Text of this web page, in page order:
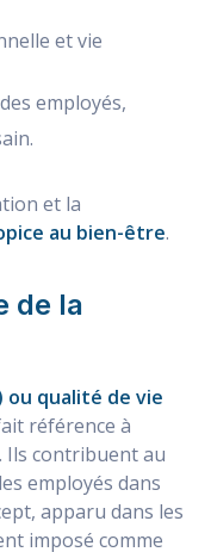
et vie
employés,
et la
au bien-être.
de la
ou qualité de vie
référence à
Ils contribuent au
employés dans
apparu dans les
imposé comme